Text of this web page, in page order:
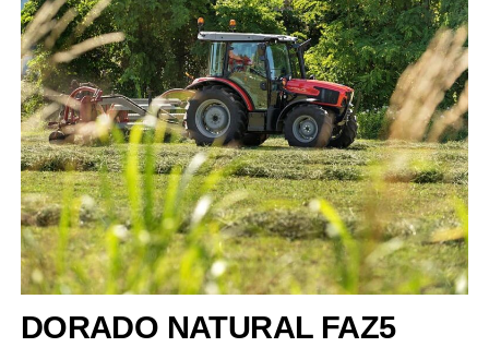
DORADO NATURAL FAZ5